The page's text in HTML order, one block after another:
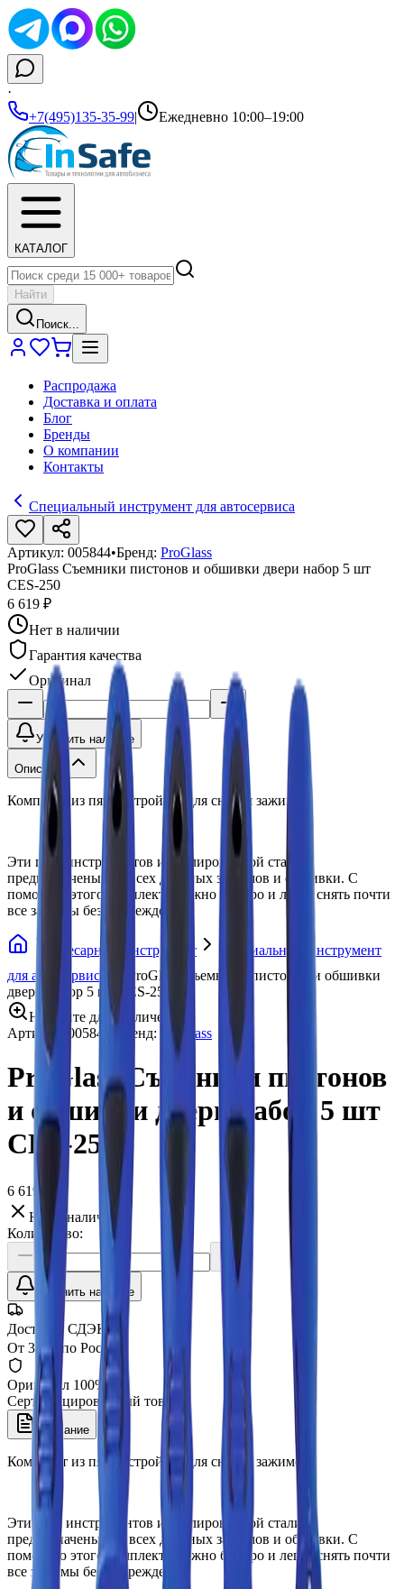
·
+7(495)135-35-99| Ежедневно 10:00–19:00
КАТАЛОГ
Найти
Поиск...
Распродажа
Доставка и оплата
Блог
Бренды
О компании
Контакты
Специальный инструмент для автосервиса
Артикул: 005844•Бренд: ProGlass
ProGlass Съемники пистонов и обшивки двери набор 5 шт
CES-250
6 619 ₽
Нет в наличии
Гарантия качества
Оригинал
Уточнить наличие
Описание
Комплект из пяти устройств для снятия зажимов.
Эти пять инструментов из полированной стали
предназначены для всех дверных зажимов и обшивки. С
помощью этого комплекта можно быстро и легко снять почти
все зажимы без повреждения.
Слесарный инструмент
Специальный инструмент
для автосервиса
ProGlass Съемники пистонов и обшивки
двери набор 5 шт CES-250
Нажмите для увеличения
Артикул:
005844 Бренд: ProGlass
ProGlass Съемники пистонов
и обшивки двери набор 5 шт
CES-250
6 619 ₽
Нет в наличии
Количество:
Уточнить наличие
Доставка СДЭК
От 350₽ по России
Оригинал 100%
Сертифицированный товар
Описание
Комплект из пяти устройств для снятия зажимов.
Эти пять инструментов из полированной стали
предназначены для всех дверных зажимов и обшивки. С
помощью этого комплекта можно быстро и легко снять почти
все зажимы без повреждения.